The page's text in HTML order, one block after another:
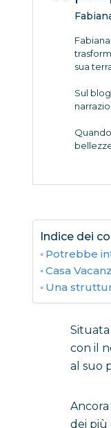
sua
Sul
Indice dei
Potrebbe
Casa
Una
Situata
con il
al suo
dei più